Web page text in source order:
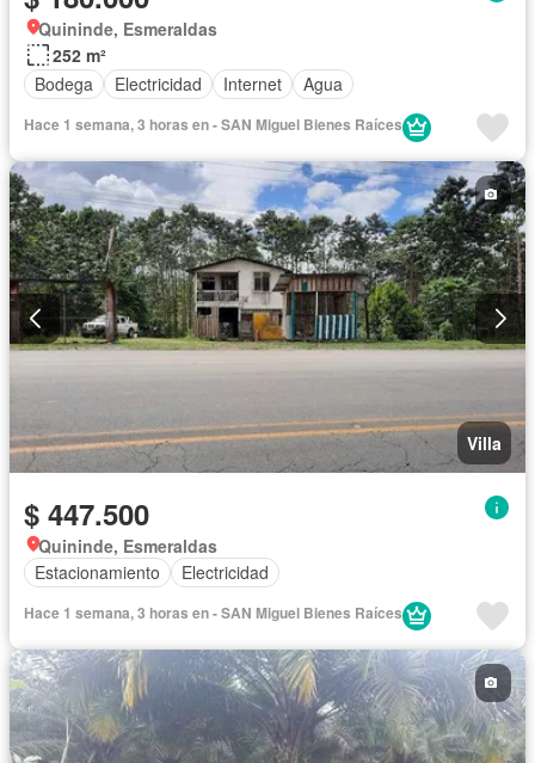
Quininde, Esmeraldas
252 m²
Bodega
Electricidad Internet Agua
Hace 1 semana, 3 horas en - SAN Miguel Bienes Raíces
Villa
$ 447.500
Quininde, Esmeraldas
Estacionamiento
Electricidad
Hace 1 semana, 3 horas en - SAN Miguel Bienes Raíces